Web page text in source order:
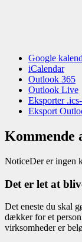
Google
iCalendar
Outlook 365
Outlook Live
Eksporter
Eksport
Kommende
NoticeDer er ingen
Det er let at
Det eneste du skal
dækker for et
virksomheder er